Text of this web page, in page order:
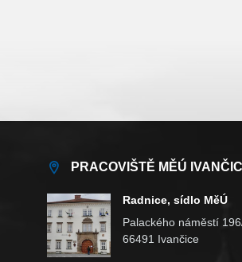
PRACOVIŠTĚ MĚÚ
Radnice, sídlo MěÚ
Palackého náměstí
66491 Ivančice